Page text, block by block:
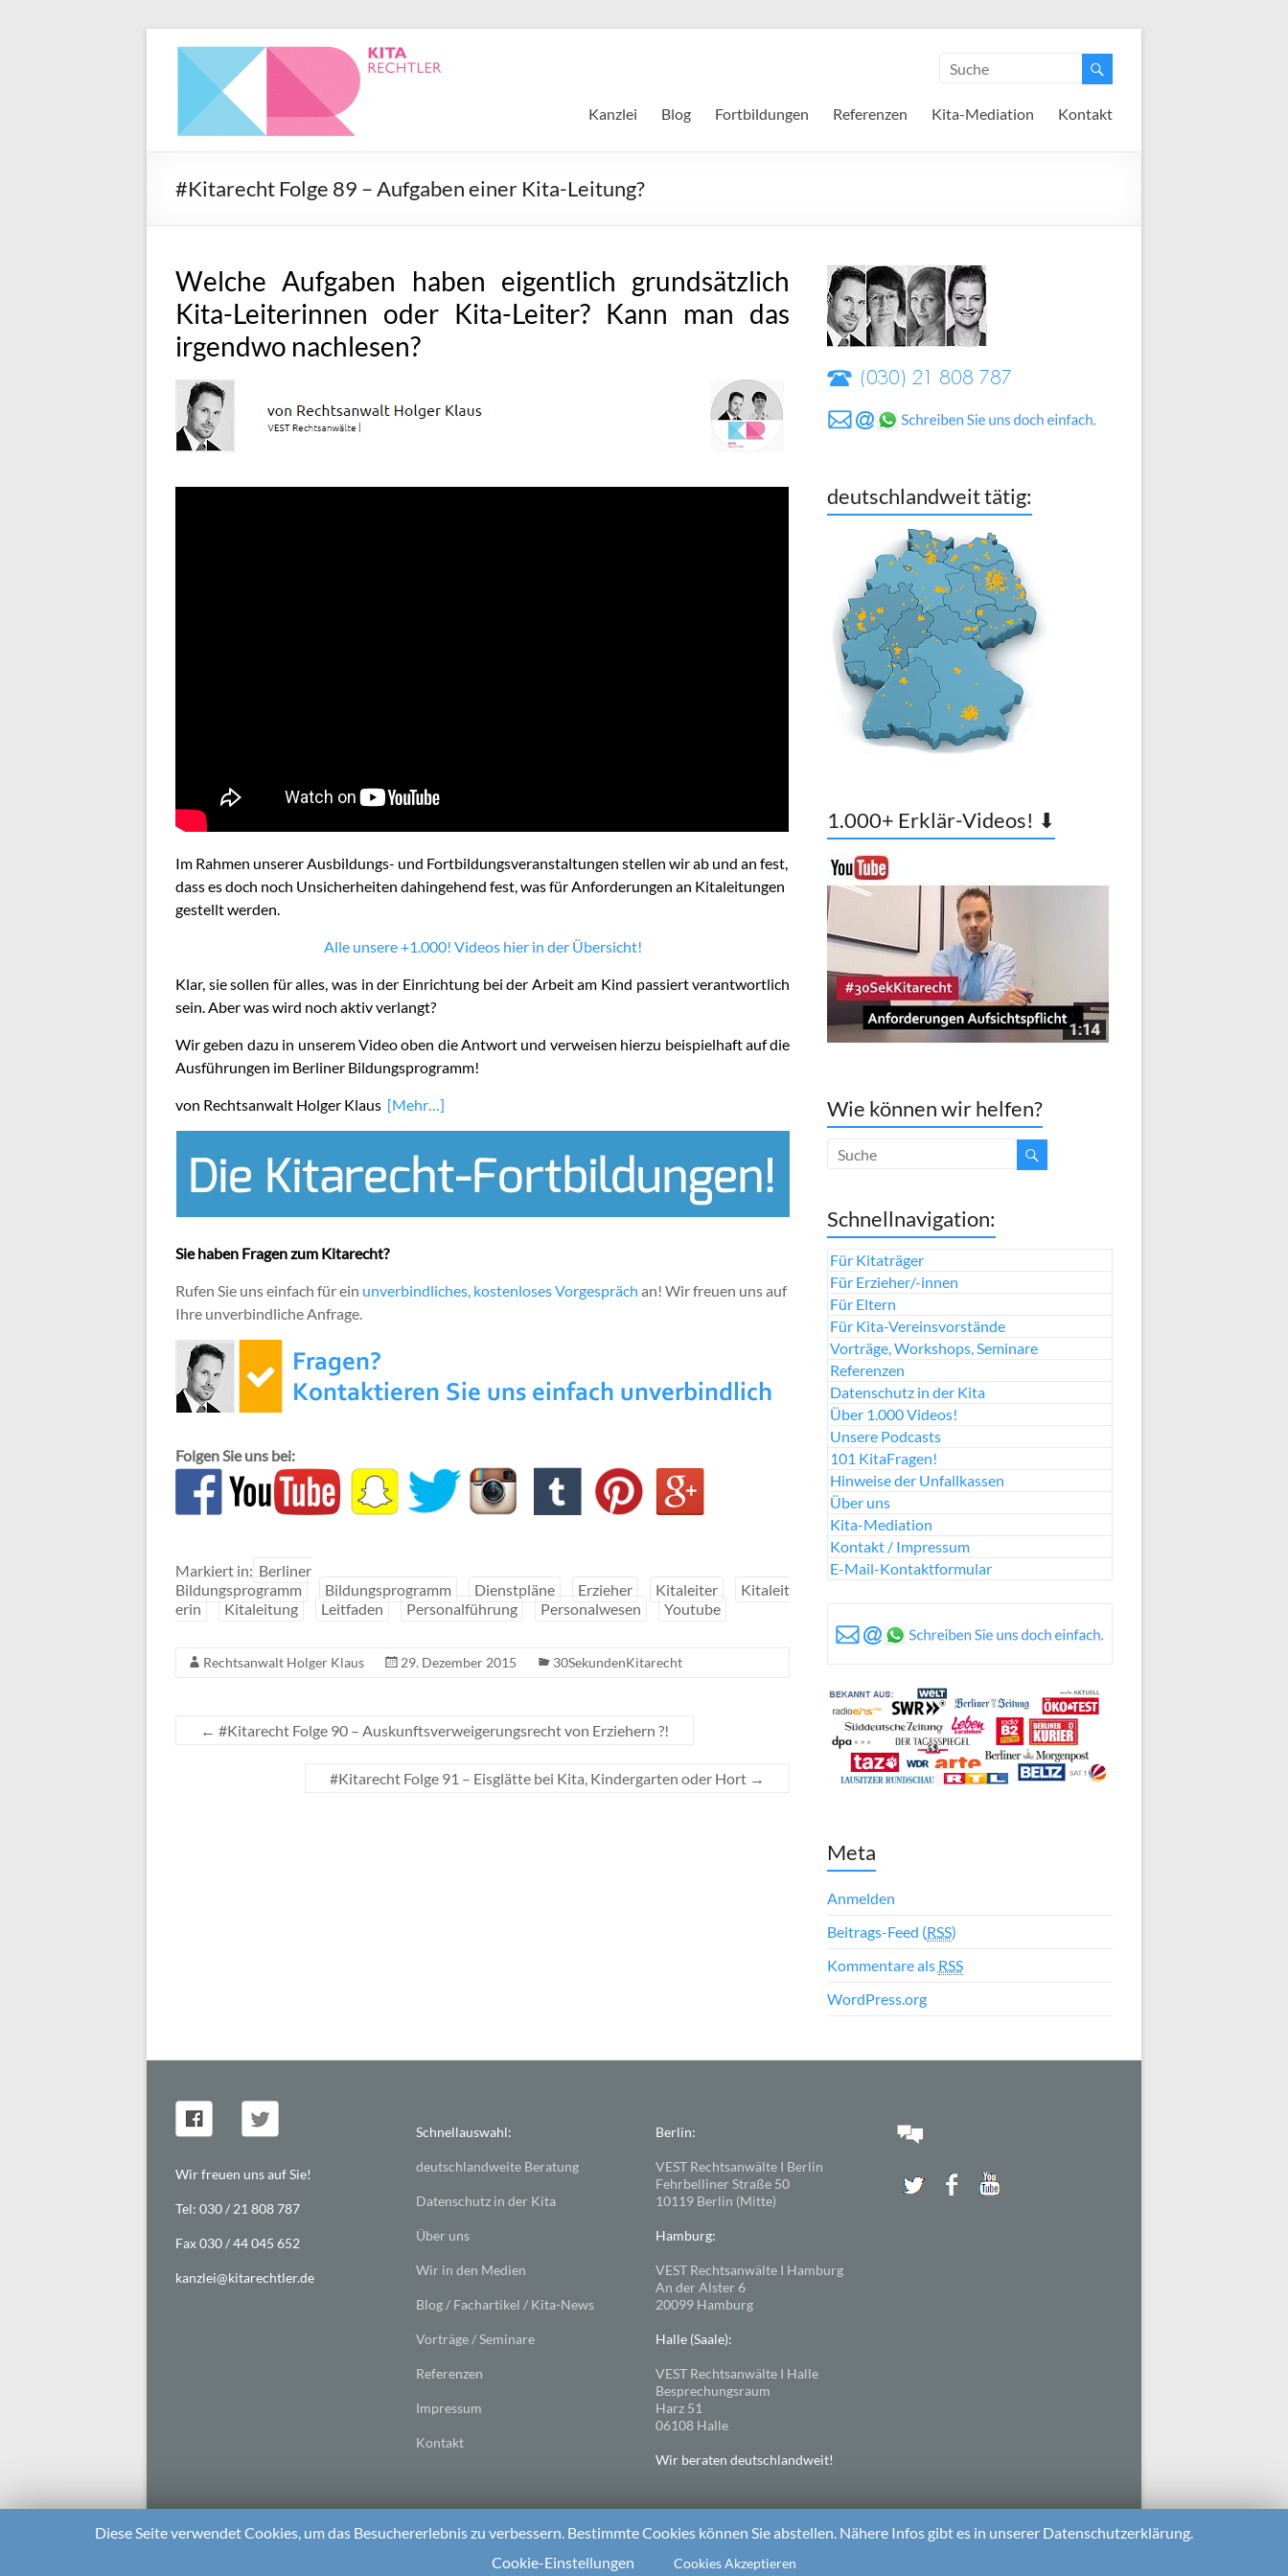
Kanzlei Blog Fortbildungen Referenzen Kita-Mediation Kontakt
#Kitarecht Folge 89 – Aufgaben einer Kita-Leitung?
Welche Aufgaben haben eigentlich grundsätzlich
Kita-Leiterinnen oder Kita-Leiter? Kann man das
irgendwo nachlesen?
Im Rahmen unserer Ausbildungs- und Fortbildungsveranstaltungen stellen wir ab und an fest,
dass es doch noch Unsicherheiten dahingehend fest, was für Anforderungen an Kitaleitungen
gestellt werden.
Alle unsere +1.000! Videos hier in der Übersicht!
Klar, sie sollen für alles, was in der Einrichtung bei der Arbeit am Kind passiert verantwortlich
sein. Aber was wird noch aktiv verlangt?
Wir geben dazu in unserem Video oben die Antwort und verweisen hierzu beispielhaft auf die
Ausführungen im Berliner Bildungsprogramm!
von Rechtsanwalt Holger Klaus [Mehr…]
Sie haben Fragen zum Kitarecht?
Rufen Sie uns einfach für ein unverbindliches, kostenloses Vorgespräch an! Wir freuen uns auf
Ihre unverbindliche Anfrage.
Folgen Sie uns bei:
Markiert in: Berliner
Bildungsprogramm
Bildungsprogramm Dienstpläne Erzieher Kitaleiter
Kitaleit
erin
Kitaleitung Leitfaden Personalführung Personalwesen Youtube
Rechtsanwalt Holger Klaus 29. Dezember 2015 30SekundenKitarecht
← #Kitarecht Folge 90 – Auskunftsverweigerungsrecht von Erziehern ?!
#Kitarecht Folge 91 – Eisglätte bei Kita, Kindergarten oder Hort →
deutschlandweit tätig:
1.000+ Erklär-Videos! ⬇
Wie können wir helfen?
Schnellnavigation:
Für Kitaträger
Für Erzieher/-innen
Für Eltern
Für Kita-Vereinsvorstände
Vorträge, Workshops, Seminare
Referenzen
Datenschutz in der Kita
Über 1.000 Videos!
Unsere Podcasts
101 KitaFragen!
Hinweise der Unfallkassen
Über uns
Kita-Mediation
Kontakt / Impressum
E-Mail-Kontaktformular
Meta
Anmelden
Beitrags-Feed (RSS)
Kommentare als RSS
WordPress.org
Wir freuen uns auf Sie!
Tel: 030 / 21 808 787
Fax 030 / 44 045 652
kanzlei@kitarechtler.de
Schnellauswahl:
deutschlandweite Beratung
Datenschutz in der Kita
Über uns
Wir in den Medien
Blog / Fachartikel / Kita-News
Vorträge / Seminare
Referenzen
Impressum
Kontakt
Berlin:
VEST Rechtsanwälte I Berlin
Fehrbelliner Straße 50
10119 Berlin (Mitte)
Hamburg:
VEST Rechtsanwälte I Hamburg
An der Alster 6
20099 Hamburg
Halle (Saale):
VEST Rechtsanwälte I Halle
Besprechungsraum
Harz 51
06108 Halle
Wir beraten deutschlandweit!
Diese Seite verwendet Cookies, um das Besuchererlebnis zu verbessern. Bestimmte Cookies können Sie abstellen. Nähere Infos gibt es in unserer Datenschutzerklärung.
Cookie-Einstellungen
Cookies Akzeptieren